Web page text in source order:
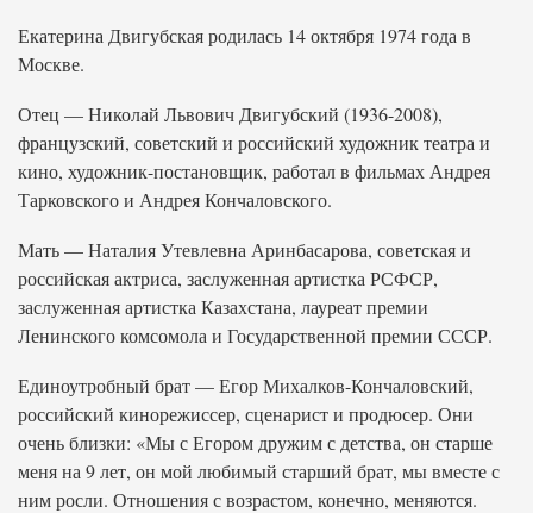
Екатерина Двигубская родилась 14 октября 1974 года в
Москве.
Отец — Николай Львович Двигубский (1936-2008),
французский, советский и российский художник театра и
кино, художник-постановщик, работал в фильмах Андрея
Тарковского и Андрея Кончаловского.
Мать — Наталия Утевлевна Аринбасарова, советская и
российская актриса, заслуженная артистка РСФСР,
заслуженная артистка Казахстана, лауреат премии
Ленинского комсомола и Государственной премии СССР.
Единоутробный брат — Егор Михалков-Кончаловский,
российский кинорежиссер, сценарист и продюсер. Они
очень близки: «Мы с Егором дружим с детства, он старше
меня на 9 лет, он мой любимый старший брат, мы вместе с
ним росли. Отношения с возрастом, конечно, меняются.